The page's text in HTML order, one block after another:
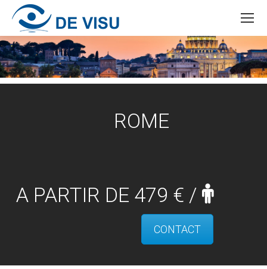
ROME
A PARTIR DE 479 € /
CONTACT